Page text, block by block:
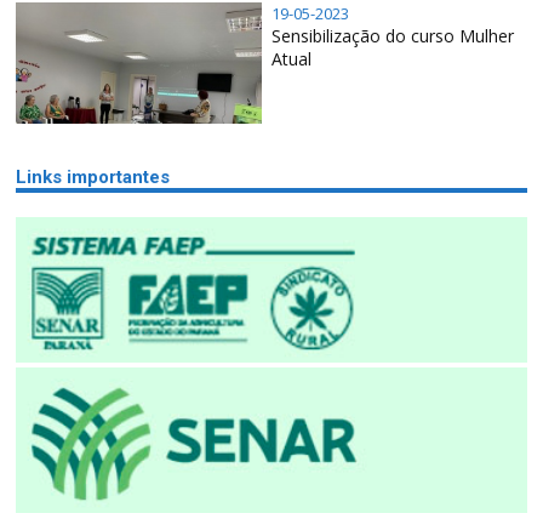
19-05-2023
Sensibilização do curso Mulher
Atual
Links importantes